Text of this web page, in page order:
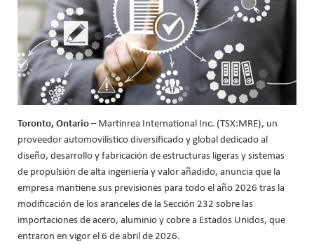
Toronto, Ontario– Martinrea International Inc. (TSX:MRE), un
proveedor automovilístico diversificado y global dedicado al
diseño, desarrollo y fabricación de estructuras ligeras y sistemas
de propulsión de alta ingeniería y valor añadido, anuncia que la
empresa mantiene sus previsiones para todo el año 2026 tras la
modificación de los aranceles de la Sección 232 sobre las
importaciones de acero, aluminio y cobre a Estados Unidos, que
entraron en vigor el 6 de abril de 2026.